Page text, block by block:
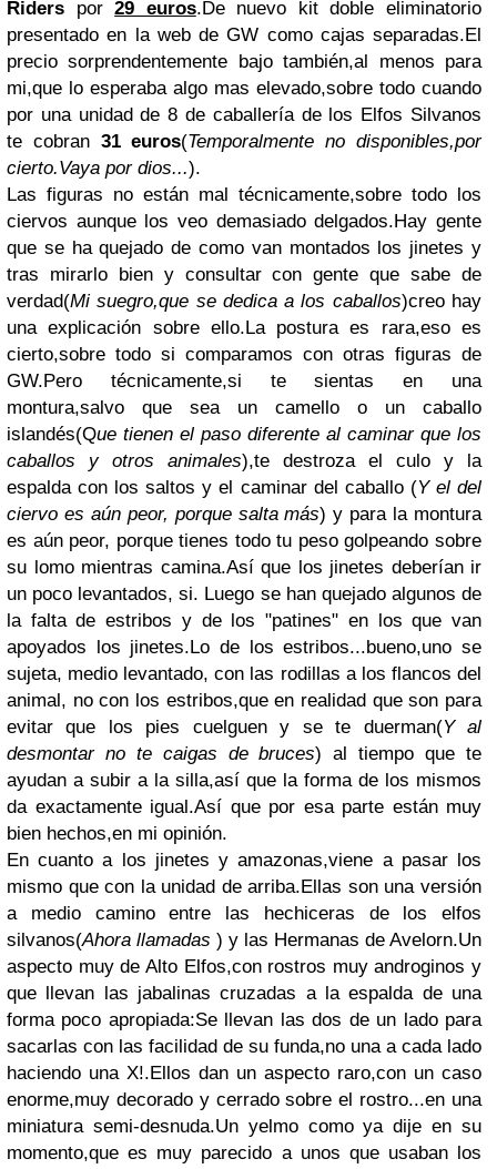
Riders por29 euros.De nuevo kit doble eliminatorio
presentado en la web de GW como cajas separadas.El
precio sorprendentemente bajo también,al menos para
mi,que lo esperaba algo mas elevado,sobre todo cuando
por una unidad de 8 de caballería de los Elfos Silvanos
te cobran 31 euros(Temporalmente no disponibles,por
cierto.Vaya por dios...).
Las figuras no están mal técnicamente,sobre todo los
ciervos aunque los veo demasiado delgados.Hay gente
que se ha quejado de como van montados los jinetes y
tras mirarlo bien y consultar con gente que sabe de
verdad(Mi suegro,que se dedica a los caballos)creo hay
una explicación sobre ello.La postura es rara,eso es
cierto,sobre todo si comparamos con otras figuras de
GW.Pero técnicamente,si te sientas en una
montura,salvo que sea un camello o un caballo
islandés(Que tienen el paso diferente al caminar que los
caballos y otros animales),te destroza el culo y la
espalda con los saltos y el caminar del caballo (Y el del
ciervo es aún peor, porque salta más) y para la montura
es aún peor, porque tienes todo tu peso golpeando sobre
su lomo mientras camina.Así que los jinetes deberían ir
un poco levantados, si. Luego se han quejado algunos de
la falta de estribos y de los "patines" en los que van
apoyados los jinetes.Lo de los estribos...bueno,uno se
sujeta, medio levantado, con las rodillas a los flancos del
animal, no con los estribos,que en realidad que son para
evitar que los pies cuelguen y se te duerman(Y al
desmontar no te caigas de bruces) al tiempo que te
ayudan a subir a la silla,así que la forma de los mismos
da exactamente igual.Así que por esa parte están muy
bien hechos,en mi opinión.
En cuanto a los jinetes y amazonas,viene a pasar los
mismo que con la unidad de arriba.Ellas son una versión
a medio camino entre las hechiceras de los elfos
silvanos(Ahora llamadas ) y las Hermanas de Avelorn.Un
aspecto muy de Alto Elfos,con rostros muy androginos y
que llevan las jabalinas cruzadas a la espalda de una
forma poco apropiada:Se llevan las dos de un lado para
sacarlas con las facilidad de su funda,no una a cada lado
haciendo una X!.Ellos dan un aspecto raro,con un caso
enorme,muy decorado y cerrado sobre el rostro...en una
miniatura semi-desnuda.Un yelmo como ya dije en su
momento,que es muy parecido a unos que usaban los